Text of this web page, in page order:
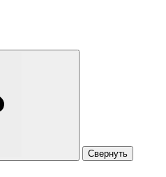
Свернуть